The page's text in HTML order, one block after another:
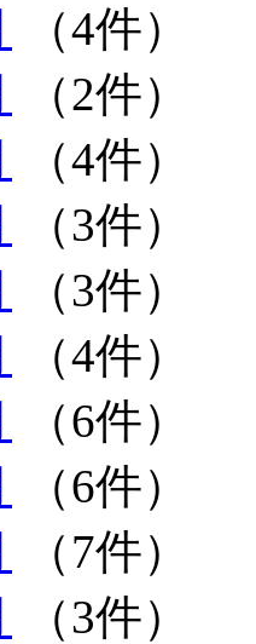
（4件）
（2件）
（4件）
（3件）
（3件）
（4件）
（6件）
（6件）
（7件）
（3件）